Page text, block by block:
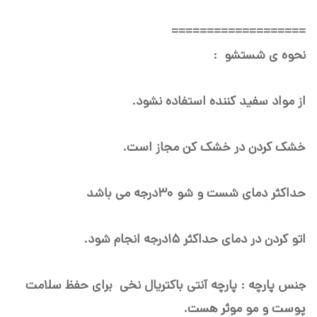
===================
نحوه ی شستشو :
از مواد سفید کننده استفاده نشود.
خشک کردن در خشک کن مجاز است.
حداکثر دمای شست و شو ۳۰درجه می باشد
اتو کردن در دمای حداکثر ۱۵درجه انجام شود.
جنس پارچه : پارچه آنتی باکتریال نخی برای حفظ سلامت
پوست و مو موثر هست.